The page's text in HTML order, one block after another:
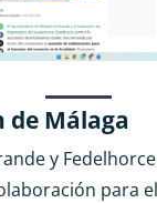
de Málaga
y
para